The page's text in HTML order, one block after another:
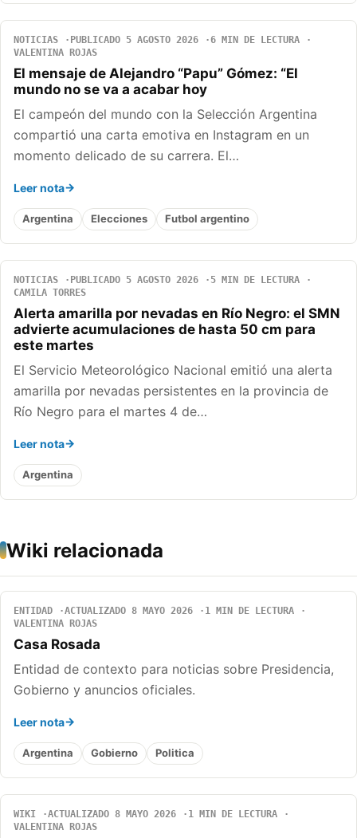
NOTICIAS PUBLICADO 5 AGOSTO 2026
6 MIN DE LECTURA
VALENTINA ROJAS
El mensaje de Alejandro “Papu” Gómez: “El
mundo no se va a acabar hoy
El campeón del mundo con la Selección Argentina
compartió una carta emotiva en Instagram en un
momento delicado de su carrera. El…
Leer nota
Argentina Elecciones Futbol argentino
NOTICIAS PUBLICADO 5 AGOSTO 2026
5 MIN DE LECTURA
CAMILA TORRES
Alerta amarilla por nevadas en Río Negro: el SMN
advierte acumulaciones de hasta 50 cm para
este martes
El Servicio Meteorológico Nacional emitió una alerta
amarilla por nevadas persistentes en la provincia de
Río Negro para el martes 4 de…
Leer nota
Argentina
Wiki relacionada
ENTIDAD ACTUALIZADO 8 MAYO 2026
1 MIN DE LECTURA
VALENTINA ROJAS
Casa Rosada
Entidad de contexto para noticias sobre Presidencia,
Gobierno y anuncios oficiales.
Leer nota
Argentina Gobierno Politica
WIKI ACTUALIZADO 8 MAYO 2026
1 MIN DE LECTURA
VALENTINA ROJAS